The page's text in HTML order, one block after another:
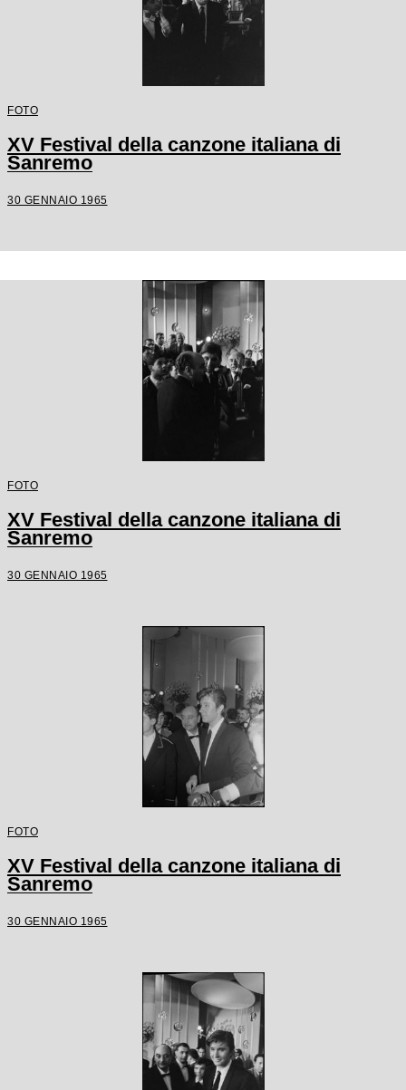
FOTO
XV Festival della canzone italiana di
Sanremo
30 GENNAIO 1965
FOTO
XV Festival della canzone italiana di
Sanremo
30 GENNAIO 1965
FOTO
XV Festival della canzone italiana di
Sanremo
30 GENNAIO 1965